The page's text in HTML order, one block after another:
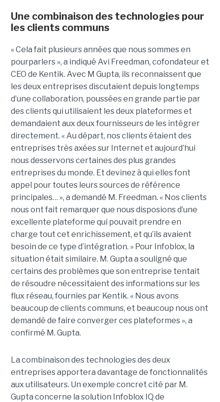
Une combinaison des technologies pour
les clients communs
« Cela fait plusieurs années que nous sommes en
pourparlers », a indiqué Avi Freedman, cofondateur et
CEO de Kentik. Avec M Gupta, ils reconnaissent que
les deux entreprises discutaient depuis longtemps
d’une collaboration, poussées en grande partie par
des clients qui utilisaient les deux plateformes et
demandaient aux deux fournisseurs de les intégrer
directement. « Au départ, nos clients étaient des
entreprises très axées sur Internet et aujourd’hui
nous desservons certaines des plus grandes
entreprises du monde. Et devinez à qui elles font
appel pour toutes leurs sources de référence
principales… », a demandé M. Freedman. « Nos clients
nous ont fait remarquer que nous disposions d’une
excellente plateforme qui pouvait prendre en
charge tout cet enrichissement, et qu’ils avaient
besoin de ce type d’intégration. » Pour Infoblox, la
situation était similaire. M. Gupta a souligné que
certains des problèmes que son entreprise tentait
de résoudre nécessitaient des informations sur les
flux réseau, fournies par Kentik. « Nous avons
beaucoup de clients communs, et beaucoup nous ont
demandé de faire converger ces plateformes », a
confirmé M. Gupta.
La combinaison des technologies des deux
entreprises apportera davantage de fonctionnalités
aux utilisateurs. Un exemple concret cité par M.
Gupta concerne la solution Infoblox IQ de